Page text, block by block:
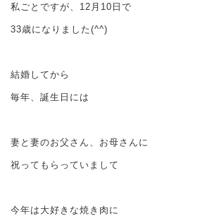
私ごとですが、12月10日で
33歳になりました(^^)
結婚してから
毎年、誕生日には
妻と妻のお父さん、お母さんに
祝ってもらっていまして
今年は大好きな焼き肉に